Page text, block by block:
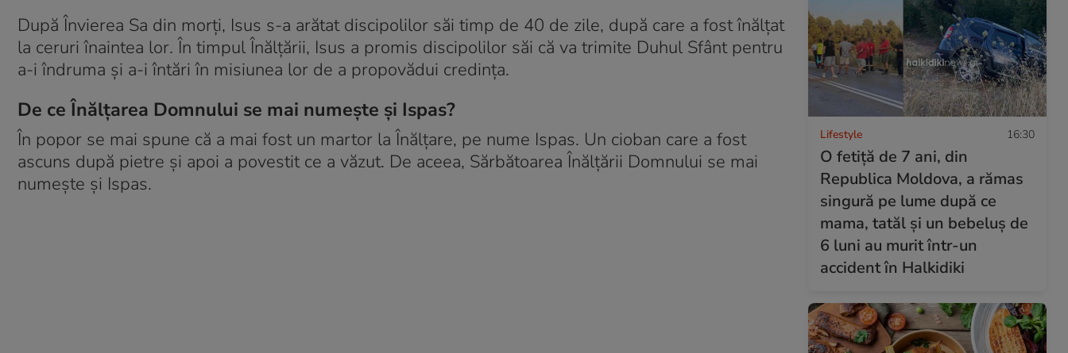
După Învierea Sa din morți, Isus s-a arătat discipolilor săi timp de 40 de zile, după care a fost înălțat
la ceruri înaintea lor. În timpul Înălțării, Isus a promis discipolilor săi că va trimite Duhul Sfânt pentru
a-i îndruma și a-i întări în misiunea lor de a propovădui credința.
De ce Înălțarea Domnului se mai numește și Ispas?
În popor se mai spune că a mai fost un martor la Înălțare, pe nume Ispas. Un cioban care a fost
ascuns după pietre şi apoi a povestit ce a văzut. De aceea, Sărbătoarea Înălţării Domnului se mai
numeşte şi Ispas.
Lifestyle 16:30
O fetiță de 7 ani, din
Republica Moldova, a rămas
singură pe lume după ce
mama, tatăl și un bebeluș de
6 luni au murit într-un
accident în Halkidiki